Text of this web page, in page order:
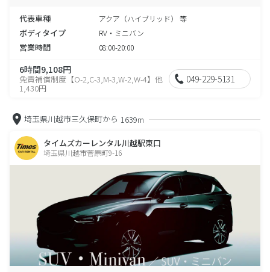
代表車種 アクア（ハイブリッド） 等
ボディタイプ RV・ミニバン
営業時間 08:00-20:00
6時間9,108円
免責補償制度【O-2,C-3,M-3,W-2,W-4】他
1,430円
049-229-5131
埼玉県川越市三久保町から 1639m
タイムズカーレンタル川越駅東口
埼玉県川越市菅原町9-16